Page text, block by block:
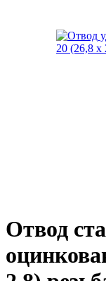
Отвод